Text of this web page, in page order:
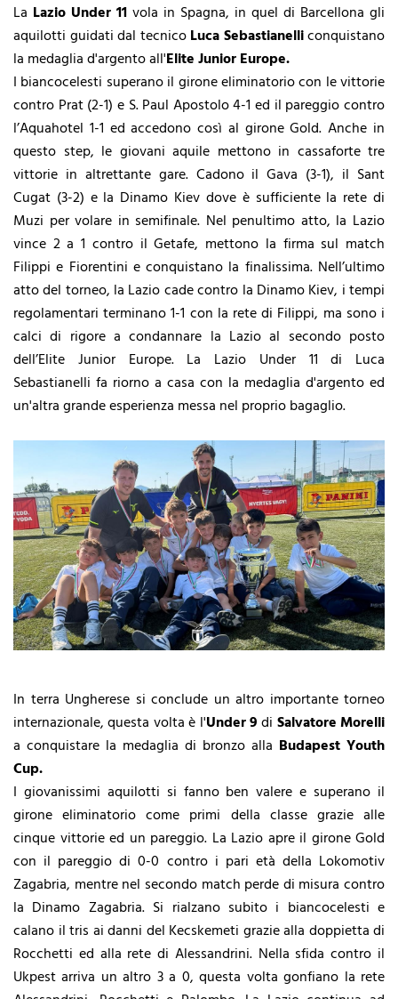
La Lazio Under 11 vola in Spagna, in quel di Barcellona gli
aquilotti guidati dal tecnicoLuca Sebastianelliconquistano
la medaglia d'argento all'Elite Junior Europe.
I biancocelesti superano il girone eliminatorio con le vittorie
contro Prat (2-1) e S. Paul Apostolo 4-1 ed il pareggio contro
l’Aquahotel 1-1 ed accedono così al girone Gold. Anche in
questo step, le giovani aquile mettono in cassaforte tre
vittorie in altrettante gare. Cadono il Gava (3-1), il Sant
Cugat (3-2) e la Dinamo Kiev dove è sufficiente la rete di
Muzi per volare in semifinale. Nel penultimo atto, la Lazio
vince 2 a 1 contro il Getafe, mettono la firma sul match
Filippi e Fiorentini e conquistano la finalissima. Nell’ultimo
atto del torneo, la Lazio cade contro la Dinamo Kiev, i tempi
regolamentari terminano 1-1 con la rete di Filippi, ma sono i
calci di rigore a condannare la Lazio al secondo posto
dell’Elite Junior Europe. La Lazio Under 11 di Luca
Sebastianelli fa riorno a casa con la medaglia d'argento ed
un'altra grande esperienza messa nel proprio bagaglio.
In terra Ungherese si conclude un altro importante torneo
internazionale, questa volta è l'Under 9di Salvatore Morelli
a conquistare la medaglia di bronzo alla Budapest Youth
Cup.
I giovanissimi aquilotti si fanno ben valere e superano il
girone eliminatorio come primi della classe grazie alle
cinque vittorie ed un pareggio. La Lazio apre il girone Gold
con il pareggio di 0-0 contro i pari età della Lokomotiv
Zagabria, mentre nel secondo match perde di misura contro
la Dinamo Zagabria. Si rialzano subito i biancocelesti e
calano il tris ai danni del Kecskemeti grazie alla doppietta di
Rocchetti ed alla rete di Alessandrini. Nella sfida contro il
Ukpest arriva un altro 3 a 0, questa volta gonfiano la rete